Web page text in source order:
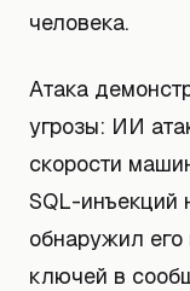
человека.
Атака
угрозы: ИИ
скорости
SQL-инъекций
обнаружил
ключей в